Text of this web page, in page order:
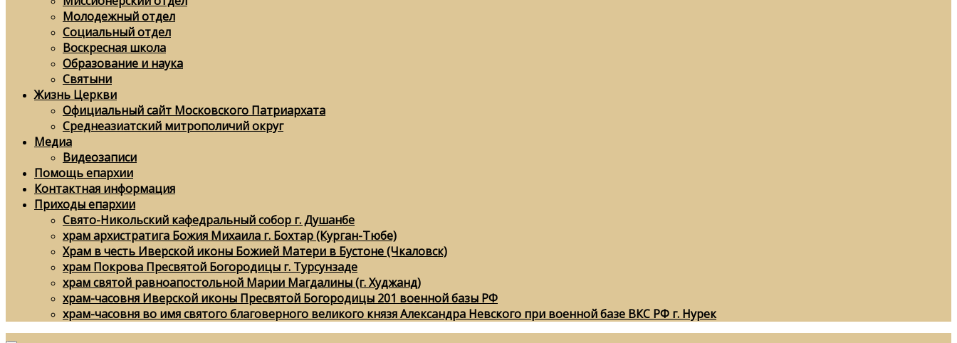
Молодежный отдел
Социальный отдел
Воскресная школа
Образование и наука
Святыни
Жизнь Церкви
Официальный сайт Московского Патриархата
Среднеазиатский митрополичий округ
Медиа
Видеозаписи
Помощь епархии
Контактная информация
Приходы епархии
Свято-Никольский кафедральный собор г. Душанбе
храм архистратига Божия Михаила г. Бохтар (Курган-Тюбе)
Храм в честь Иверской иконы Божией Матери в Бустоне (Чкаловск)
храм Покрова Пресвятой Богородицы г. Турсунзаде
храм святой равноапостольной Марии Магдалины (г. Худжанд)
храм-часовня Иверской иконы Пресвятой Богородицы 201 военной базы РФ
храм-часовня во имя святого благоверного великого князя Александра Невского при военной базе ВКС РФ г. Нурек